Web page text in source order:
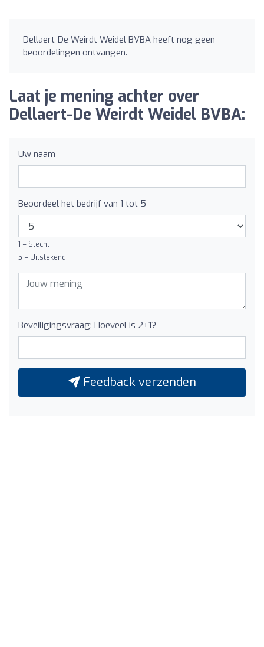
Dellaert-De Weirdt Weidel BVBA heeft nog geen
beoordelingen ontvangen.
Laat je mening achter over
Dellaert-De Weirdt Weidel BVBA:
Uw naam
Beoordeel het bedrijf van 1 tot 5
1 = Slecht
5 = Uitstekend
Beveiligingsvraag: Hoeveel is 2+1?
Feedback verzenden